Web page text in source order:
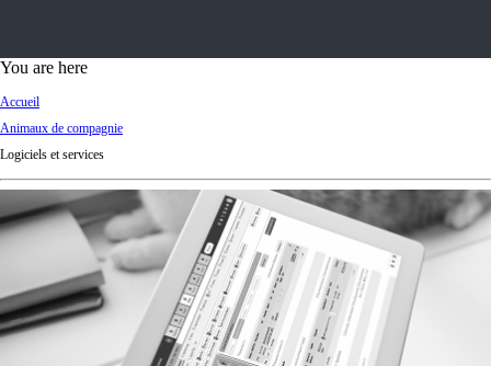
d
You are here
Accueil
Animaux de compagnie
Logiciels et services